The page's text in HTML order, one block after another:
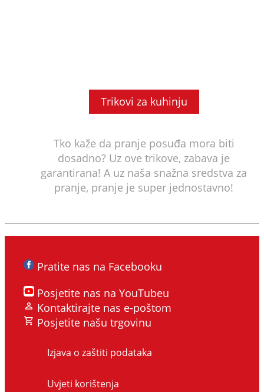
Trikovi za kuhinju
Tko kaže da pranje posuđa mora biti
dosadno? Uz ove trikove, zabava je
garantirana! A uz naša snažna sredstva za
pranje, pranje je super jednostavno!
Pratite nas na Facebooku
Posjetite nas na YouTubeu
Kontaktirajte nas e-poštom
Posjetite našu trgovinu
Izjava o zaštiti podataka
Uvjeti korištenja